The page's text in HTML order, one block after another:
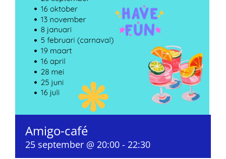
Amigo-café
25 september @ 20:00 - 22:30